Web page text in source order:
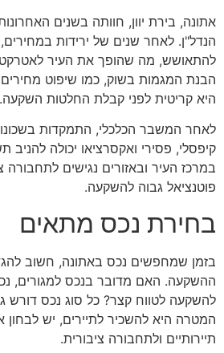
אתונה, בירת יוון, חוותה בשנים
הנדל"ן. לאחר שנים של ירידות
להתאושש, מה שהופך את העיר
הבנת המגמות בשוק, כמו שיפוט מחירים
היא קריטית לפני קבלת החלטות השקעה.
לאחר המשבר הכלכלי, התמקדות
קיפסלי, פסירי ואקסרציאו יכולה להניב
במרכז העיר ובאזורים נגישים לתחבורה
פוטנציאל גבוה להשקעה.
בחירת נכס מתאים
בזמן שמחפשים נכס באתונה, חשוב
ההשקעה. האם מדובר בנכס למגורים,
להשקעה לטווח קצר? כל סוג נכס דורש
המטרה היא להשכיר לתיירים, יש
תיירותיים ולתחבורה ציבורית.